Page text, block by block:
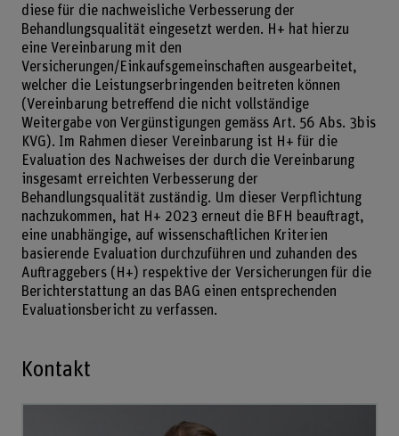
diese für die nachweisliche Verbesserung der
Behandlungsqualität eingesetzt werden. H+ hat hierzu
eine Vereinbarung mit den
Versicherungen/Einkaufsgemeinschaften ausgearbeitet,
welcher die Leistungserbringenden beitreten können
(Vereinbarung betreffend die nicht vollständige
Weitergabe von Vergünstigungen gemäss Art. 56 Abs. 3bis
KVG). Im Rahmen dieser Vereinbarung ist H+ für die
Evaluation des Nachweises der durch die Vereinbarung
insgesamt erreichten Verbesserung der
Behandlungsqualität zuständig. Um dieser Verpflichtung
nachzukommen, hat H+ 2023 erneut die BFH beauftragt,
eine unabhängige, auf wissenschaftlichen Kriterien
basierende Evaluation durchzuführen und zuhanden des
Auftraggebers (H+) respektive der Versicherungen für die
Berichterstattung an das BAG einen entsprechenden
Evaluationsbericht zu verfassen.
Kontakt